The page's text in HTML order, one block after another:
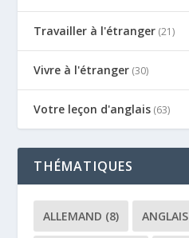
Travailler à l'étranger (21)
Vivre à l'étranger (30)
Votre leçon d'anglais (63)
THÉMATIQUES
ALLEMAND (8) ANGLAIS